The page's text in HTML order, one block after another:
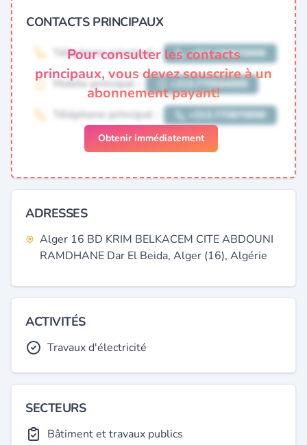
CONTACTS PRINCIPAUX
Pour consulter les contacts
principaux, vous devez souscrire à un
abonnement payant!
Obtenir immédiatement
ADRESSES
Alger 16 BD KRIM BELKACEM CITE ABDOUNI
RAMDHANE Dar El Beida, Alger (16), Algérie
ACTIVITÉS
Travaux d'électricité
SECTEURS
Bâtiment et travaux publics